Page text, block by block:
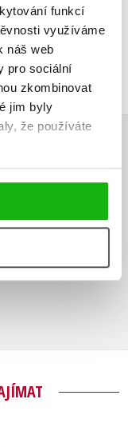
funkcí
využíváme
náš web
pro sociální
zkombinovat
jim byly
že používáte
uživatelé